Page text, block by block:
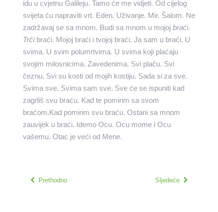
idu u cvjetnu Galileju. Tamo će me vidjeti. Od cijelog
svijeta ću napraviti vrt. Eden. Uživanje. Mir. Šalom. Ne
zadržavaj se sa mnom. Budi sa mnom u mojoj braći.
Trčibraći. Mojoj braći i tvojoj braći. Ja sam u braći. U
svima. U svim polumrtvima. U svima koji plaćaju
svojim milosnicima. Zavedenima. Svi plaču. Svi
čeznu. Svi su kosti od mojih kostiju. Sada si za sve.
Svima sve. Svima sam sve. Sve će se ispuniti kad
zagrliš svubraću. Kad te pomirim sa svom
braćom.Kad pomirim svu braću. Ostani sa mnom
zauvijek u braći. Idemo Ocu. Ocu mome i Ocu
vašemu. Otac je veći od Mene.
Prethodno Sljedeće